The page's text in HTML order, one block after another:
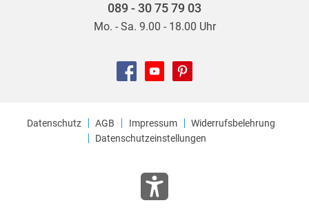
089 - 30 75 79 03
Mo. - Sa. 9.00 - 18.00 Uhr
Datenschutz AGB Impressum
Widerrufsbelehrung
Datenschutzeinstellungen